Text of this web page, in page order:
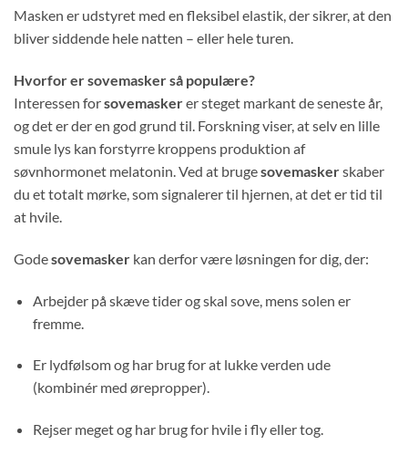
Masken er udstyret med en fleksibel elastik, der sikrer, at den
bliver siddende hele natten – eller hele turen.
Hvorfor er sovemasker så populære?
Interessen forsovemaskerer steget markant de seneste år,
og det er der en god grund til. Forskning viser, at selv en lille
smule lys kan forstyrre kroppens produktion af
søvnhormonet melatonin. Ved at brugesovemaskerskaber
du et totalt mørke, som signalerer til hjernen, at det er tid til
at hvile.
Godesovemasker kan derfor være løsningen for dig, der:
Arbejder på skæve tider og skal sove, mens solen er
fremme.
Er lydfølsom og har brug for at lukke verden ude
(kombinér med ørepropper).
Rejser meget og har brug for hvile i fly eller tog.